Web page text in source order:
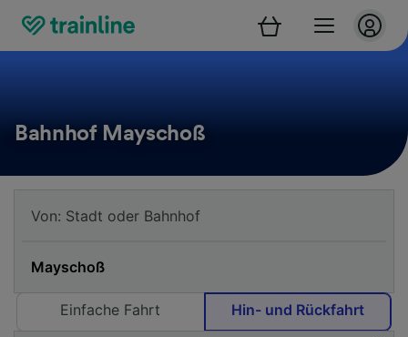
Bahnhof Mayschoß
Einfache Fahrt Hin- und Rückfahrt